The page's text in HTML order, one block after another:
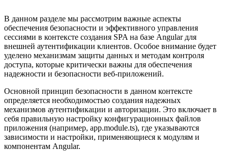
В данном разделе мы рассмотрим важные аспекты
обеспечения безопасности и эффективного управления
сессиями в контексте создания SPA на базе Angular для
внешней аутентификации клиентов. Особое внимание будет
уделено механизмам защиты данных и методам контроля
доступа, которые критически важны для обеспечения
надежности и безопасности веб-приложений.
Основной принцип безопасности в данном контексте
определяется необходимостью создания надежных
механизмов аутентификации и авторизации. Это включает в
себя правильную настройку конфигурационных файлов
приложения (например, app.module.ts), где указываются
зависимости и настройки, применяющиеся к модулям и
компонентам Angular.